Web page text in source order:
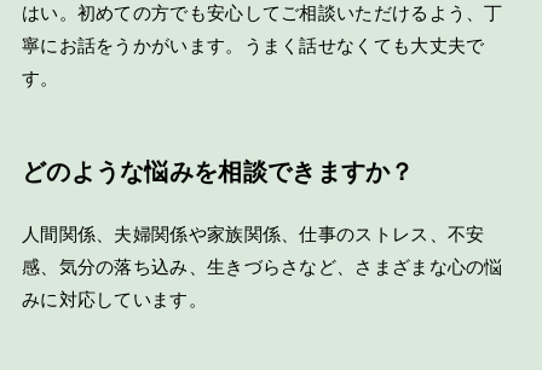
はい。初めての方でも安心してご相談いただけるよう、丁
寧にお話をうかがいます。うまく話せなくても大丈夫で
す。
どのような悩みを相談できますか？
人間関係、夫婦関係や家族関係、仕事のストレス、不安
感、気分の落ち込み、生きづらさなど、さまざまな心の悩
みに対応しています。